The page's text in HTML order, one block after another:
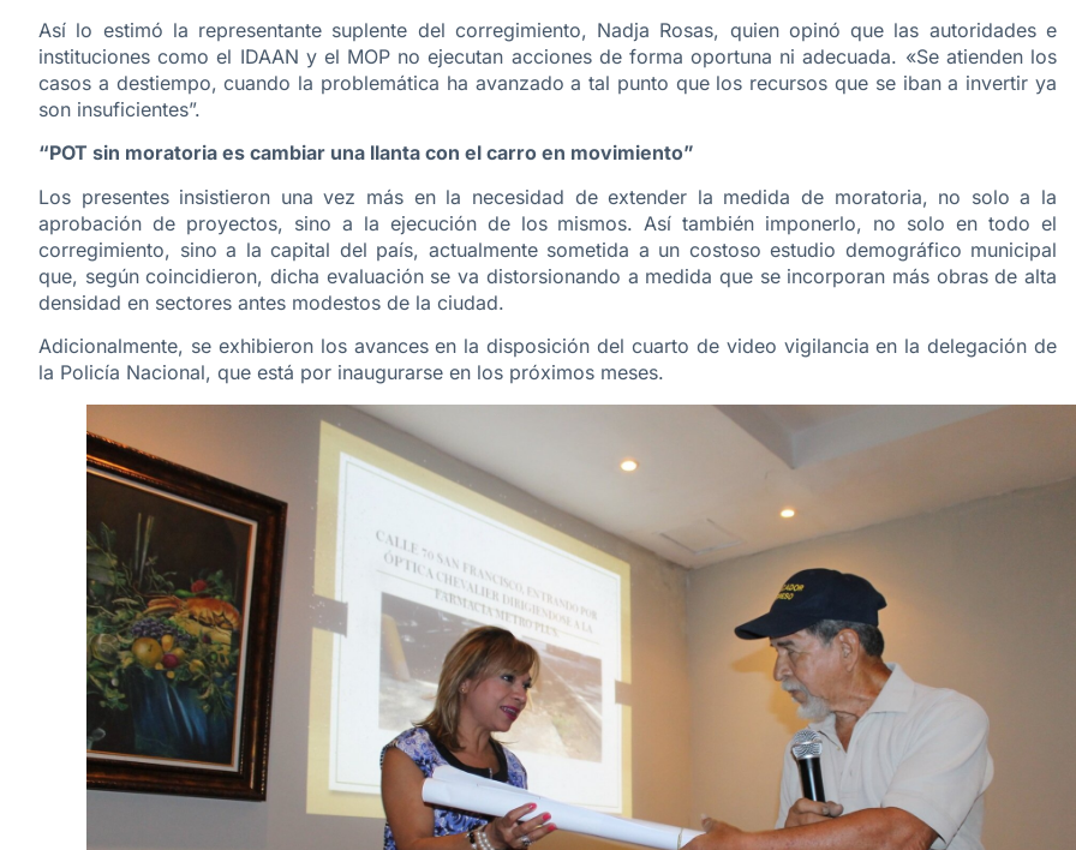
Así lo estimó la representante suplente del corregimiento, Nadja Rosas, quien opinó que las autoridades e
instituciones como el IDAAN y el MOP no ejecutan acciones de forma oportuna ni adecuada. «Se atienden los
casos a destiempo, cuando la problemática ha avanzado a tal punto que los recursos que se iban a invertir ya
son insuficientes”.
“POT sin moratoria es cambiar una llanta con el carro en movimiento”
Los presentes insistieron una vez más en la necesidad de extender la medida de moratoria, no solo a la
aprobación de proyectos, sino a la ejecución de los mismos. Así también imponerlo, no solo en todo el
corregimiento, sino a la capital del país, actualmente sometida a un costoso estudio demográfico municipal
que, según coincidieron, dicha evaluación se va distorsionando a medida que se incorporan más obras de alta
densidad en sectores antes modestos de la ciudad.
Adicionalmente, se exhibieron los avances en la disposición del cuarto de video vigilancia en la delegación de
la Policía Nacional, que está por inaugurarse en los próximos meses.